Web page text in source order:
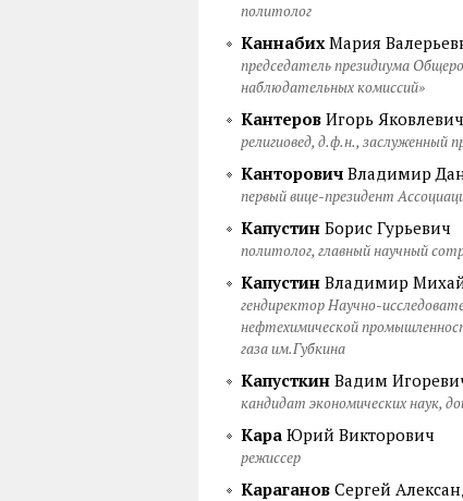
политолог
КаннабихМария
председатель президиума
наблюдательных комиссий»
Кантеров Игорь Яковлевич
религиовед, д.ф.н., заслуженный
Канторович Владимир
первый вице-президент
Капустин Борис Гурьевич
политолог, главный научный
Капустин Владимир
гендиректор Научно-
нефтехимической
газа им.Губкина
Капусткин Вадим
кандидат экономических наук,
Кара Юрий Викторович
режиссер
Караганов Сергей